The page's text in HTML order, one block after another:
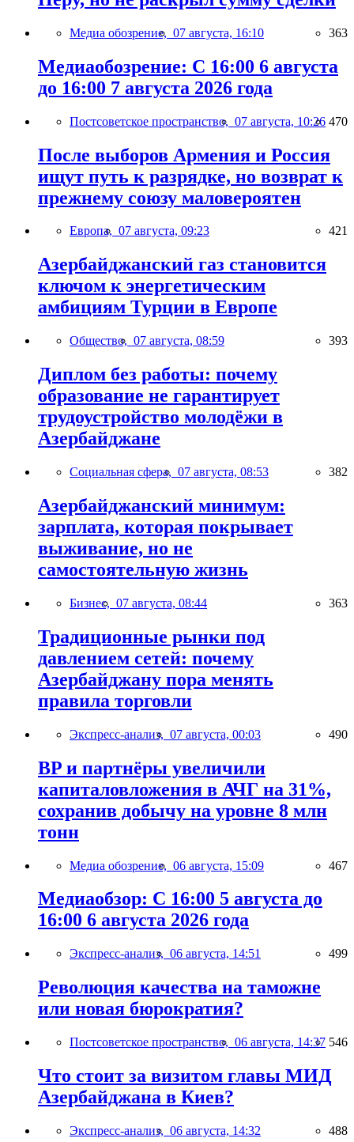
Медиа обозрение, 07 августа, 16:10 363
Медиаобозрение: С 16:00 6 августа
до 16:00 7 августа 2026 года
Постсоветское пространство, 07 августа, 10:26 470
После выборов Армения и Россия
ищут путь к разрядке, но возврат к
прежнему союзу маловероятен
Европа, 07 августа, 09:23 421
Азербайджанский газ становится
ключом к энергетическим
амбициям Турции в Европе
Общество, 07 августа, 08:59 393
Диплом без работы: почему
образование не гарантирует
трудоустройство молодёжи в
Азербайджане
Социальная сфера, 07 августа, 08:53 382
Азербайджанский минимум:
зарплата, которая покрывает
выживание, но не
самостоятельную жизнь
Бизнес, 07 августа, 08:44 363
Традиционные рынки под
давлением сетей: почему
Азербайджану пора менять
правила торговли
Экспресс-анализ, 07 августа, 00:03 490
BP и партнёры увеличили
капиталовложения в АЧГ на 31%,
сохранив добычу на уровне 8 млн
тонн
Медиа обозрение, 06 августа, 15:09 467
Медиаобзор: С 16:00 5 августа до
16:00 6 августа 2026 года
Экспресс-анализ, 06 августа, 14:51 499
Революция качества на таможне
или новая бюрократия?
Постсоветское пространство, 06 августа, 14:37 546
Что стоит за визитом главы МИД
Азербайджана в Киев?
Экспресс-анализ, 06 августа, 14:32 488